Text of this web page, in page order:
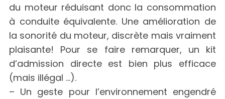
du moteur réduisant donc la consommation
à conduite équivalente. Une amélioration de
la sonorité du moteur, discrète mais vraiment
plaisante! Pour se faire remarquer, un kit
d’admission directe est bien plus efficace
(mais illégal …).
– Un geste pour l’environnement engendré